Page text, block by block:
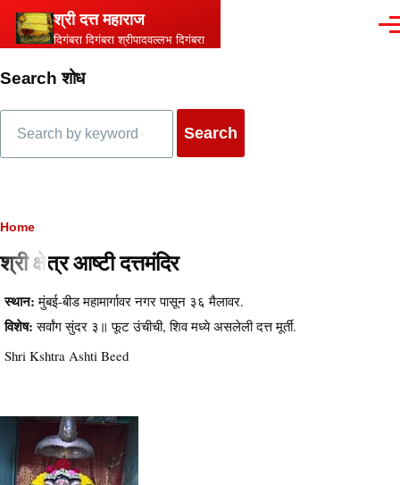
Skip to main content
श्री दत्त महाराज
दिगंबरा दिगंबरा श्रीपादवल्लभ दिगंबरा
Search शोध
Breadcrumb
Home
श्री क्षेत्र आष्टी दत्तमंदिर
स्थान: मुंबई-बीड महामार्गावर नगर पासून ३६ मैलावर.
विशेष:सर्वांग सुंदर ३॥ फूट उंचीची, शिव मध्ये असलेली दत्त मूर्ती.
Shri Kshtra Ashti Beed